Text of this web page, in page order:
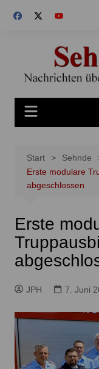
Inhalt
Start
Sehnde
Erste modulare
abgeschlossen
Erste
JPH 7. Juni